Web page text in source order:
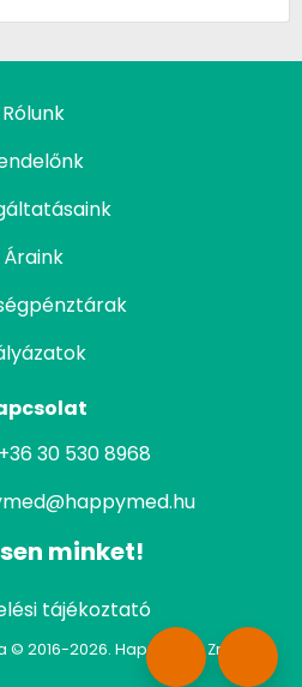
Rólunk
Áraink
+36 30 530 8968
minket!
tájékoztató
2016-2026. Happymed Zrt.